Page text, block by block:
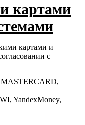
картами
картами и
с
MASTERCARD,
YandexMoney,